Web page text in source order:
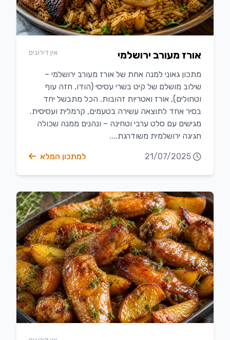
אורז מעורב ירושלמי אין דירוגים
מתכון גאוני למנה אחת של אורז מעורב ירושלמי –
שילוב מושלם של קיט בשרי עסיסי (הודו, חזה עוף
וטחולים), אורז ואטריות זהובות. הכל מתבשל יחד
בסיר אחד לתוצאה עשירה בטעמים, קרמלית ועסיסית.
מגישים עם סלט ערבי וטחינה – ונהנים ממנה שכולה
חגיגה ירושלמית משודרגת....
21/07/2025 למתכון המלא